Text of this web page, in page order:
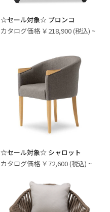
☆セール対象☆ ブロンコ
カタログ価格 ￥218,900 (税込) ~
☆セール対象☆ シャロット
カタログ価格 ￥72,600 (税込) ~